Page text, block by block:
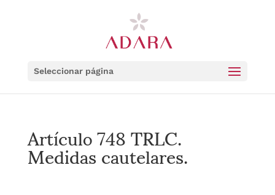
Seleccionar página
Artículo 748 TRLC.
Medidas cautelares.